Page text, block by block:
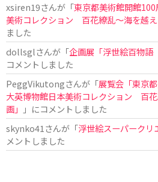
xsiren19さんが「東京都美術館開館
美術コレクション 百花繚乱～海を越
ました
dollsglさんが「企画展「浮世絵百物語
コメントしました
PeggVikutongさんが「展覧会「東京
大英博物館日本美術コレクション 百
画」
」にコメントしました
skynko41さんが「浮世絵スーパークリ
メントしました